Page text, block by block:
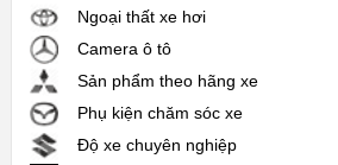
Ngoại thất xe hơi
Camera ô tô
Sản phẩm theo hãng xe
Phụ kiện chăm sóc xe
Độ xe chuyên nghiệp